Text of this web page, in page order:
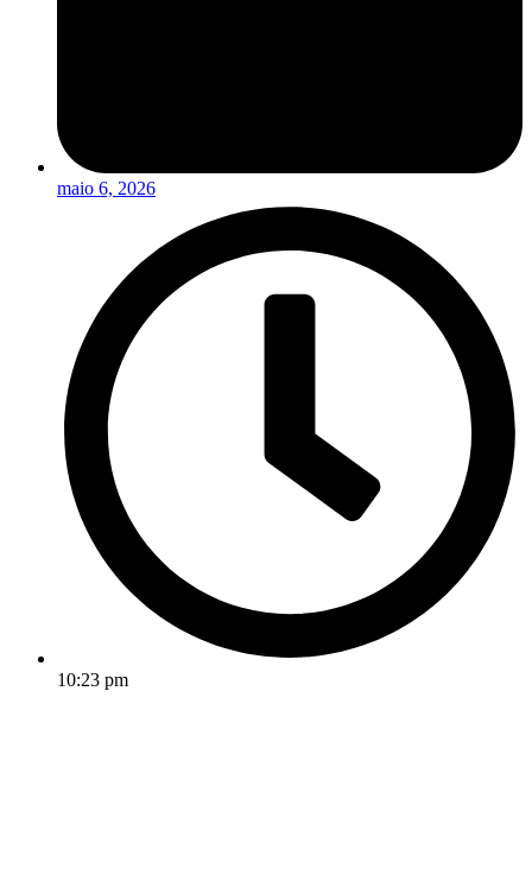
maio 6, 2026
10:23 pm